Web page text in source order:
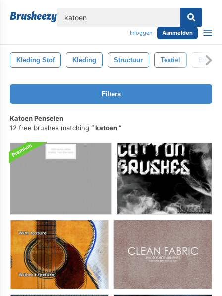
Inloggen Aanmelden
Kleding Stof Kleding Structuur Textiel
Filters
Katoen Penselen
12 free brushes matching
katoen